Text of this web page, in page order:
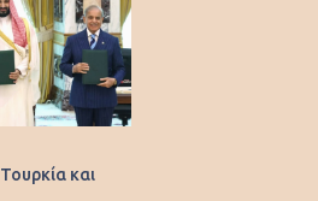
και